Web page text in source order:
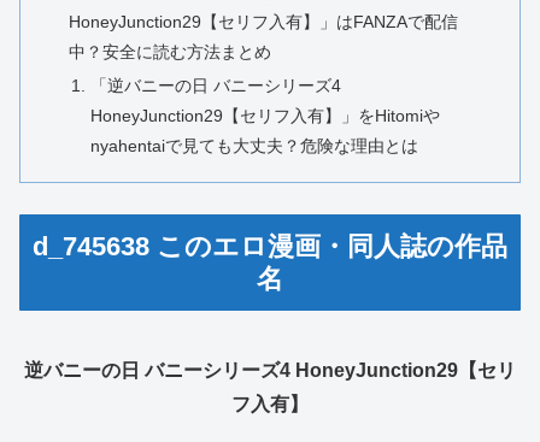
HoneyJunction29【セリフ入有】」はFANZAで配信
中？安全に読む方法まとめ
「逆バニーの日 バニーシリーズ4
HoneyJunction29【セリフ入有】」をHitomiや
nyahentaiで見ても大丈夫？危険な理由とは
d_745638 このエロ漫画・同人誌の作品
名
逆バニーの日 バニーシリーズ4 HoneyJunction29【セリ
フ入有】